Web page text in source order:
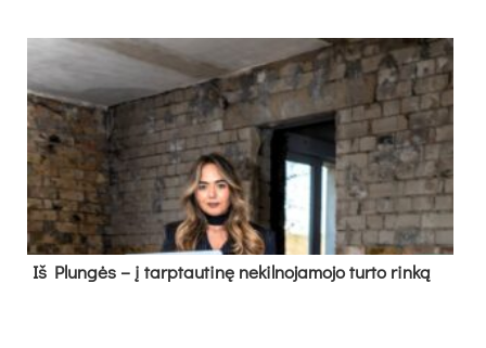
Iš Plungės – į tarptautinę nekilnojamojo turto rinką